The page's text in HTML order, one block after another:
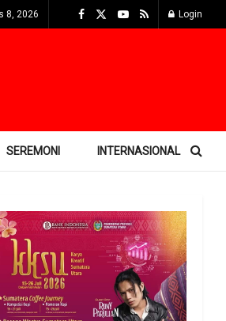
8, 2026 Login
SEREMONI INTERNASIONAL